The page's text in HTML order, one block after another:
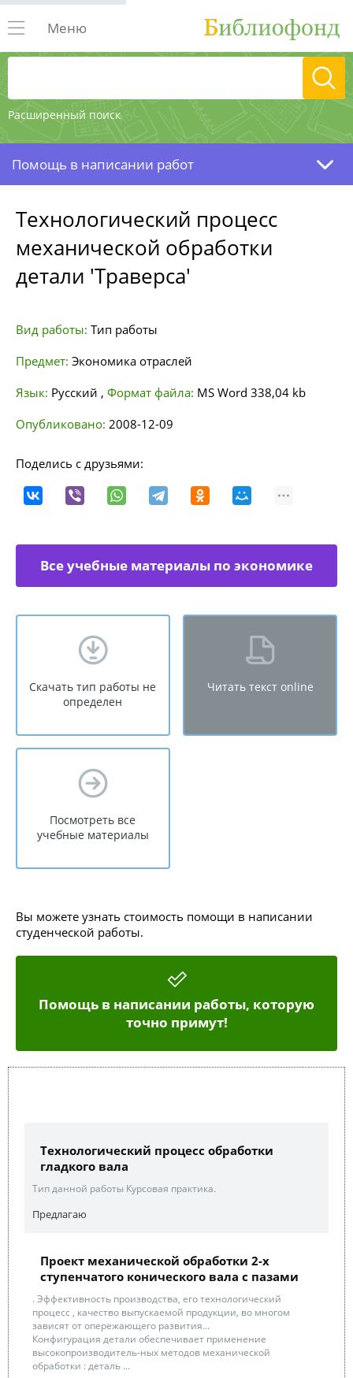
Расширенный поиск
Меню
Помощь в написании работ
Технологический процесс
механической обработки
детали 'Траверса'
Вид работы: Тип работы
Предмет: Экономика отраслей
Язык: Русский , Формат файла: MS Word 338,04 kb
Опубликовано: 2008-12-09
Поделись с друзьями:
Все учебные материалы по экономике
Скачать тип работы не
определен
Читать текст online
Посмотреть все
учебные материалы
Вы можете узнать стоимость помощи в написании
студенческой работы.
Помощь в написании работы, которую
точно примут!
Технологический процесс обработки
гладкого вала
Тип данной работы Курсовая практика.
Предлагаю
Проект механической обработки 2-х
ступенчатого конического вала с пазами
. Эффективность производства, его технологический
процесс , качество выпускаемой продукции, во многом
зависят от опережающего развития...
Конфигурация детали обеспечивает применение
высокопроизводитель-ных методов механической
обработки : деталь ...